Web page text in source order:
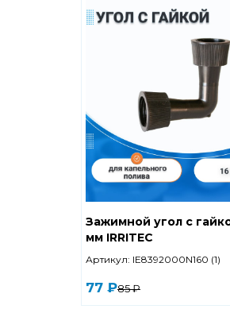
Зажимной угол с
мм IRRITEC
Артикул: IE8392000N160 (1)
77 ₽85 ₽